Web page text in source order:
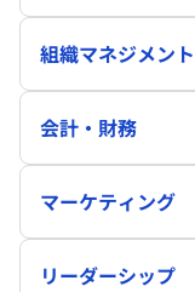
組織マネジメント
会計・財務
マーケティング
リーダーシップ